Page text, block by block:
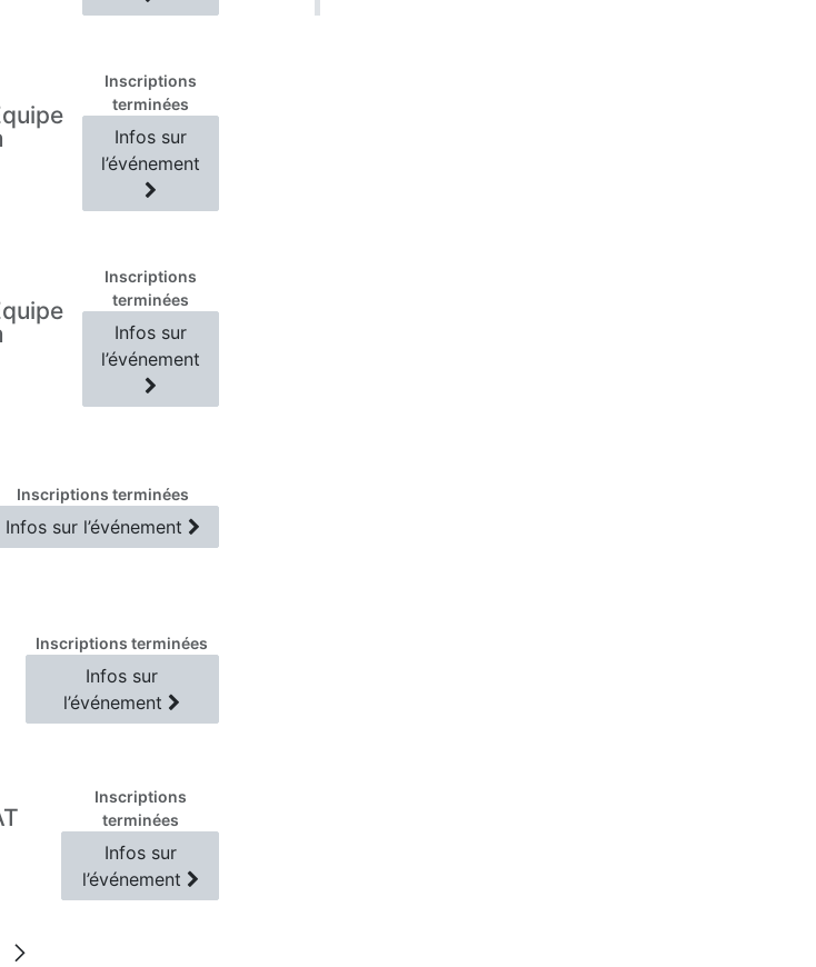
Inscriptions
terminées
Infos sur
l’événement
Inscriptions
terminées
Infos sur
l’événement
Inscriptions terminées
Infos sur l’événement
Inscriptions terminées
Infos sur
l’événement
Inscriptions
terminées
Infos sur
l’événement